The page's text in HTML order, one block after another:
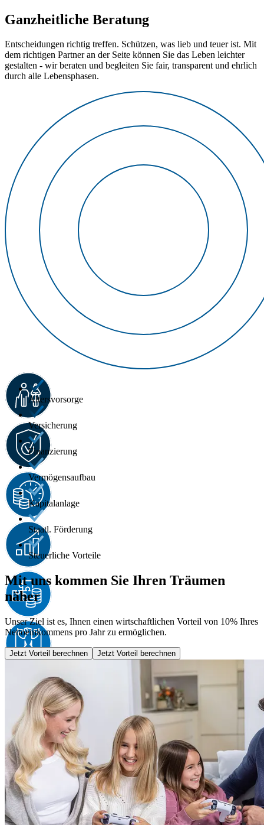
Ganzheitliche Beratung
Entscheidungen richtig treffen. Schützen, was lieb und teuer ist. Mit
dem richtigen Partner an der Seite können Sie das Leben leichter
gestalten - wir beraten und begleiten Sie fair, transparent und ehrlich
durch alle Lebensphasen.
Altersvorsorge
Versicherung
Finanzierung
Vermögensaufbau
Kapitalanlage
Staatl. Förderung
Steuerliche Vorteile
Mit uns kommen Sie Ihren Träumen
näher
Unser Ziel ist es, Ihnen einen wirtschaftlichen Vorteil von 10% Ihres
Nettoeinkommens pro Jahr zu ermöglichen.
Jetzt Vorteil berechnen Jetzt Vorteil berechnen